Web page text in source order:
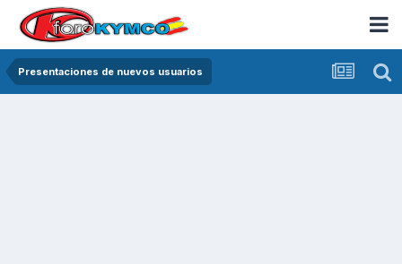
Presentaciones de nuevos usuarios